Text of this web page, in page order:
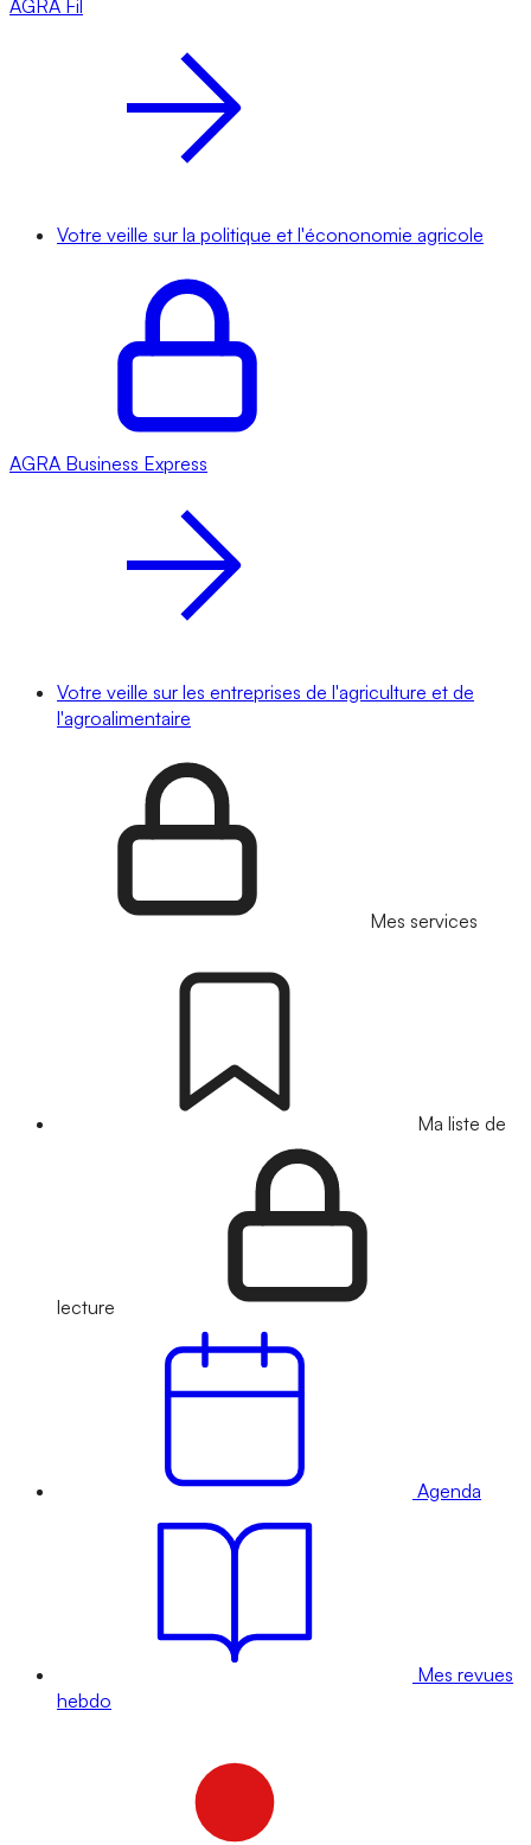
AGRA Fil
Votre veille sur la politique et l'écononomie agricole
AGRA Business Express
Votre veille sur les entreprises de l'agriculture et de
l'agroalimentaire
Mes services
Ma liste de
lecture
Agenda
Mes revues
hebdo